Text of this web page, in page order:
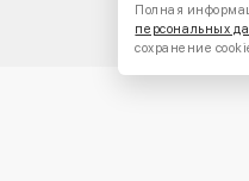
Полная
персональных
сохранение